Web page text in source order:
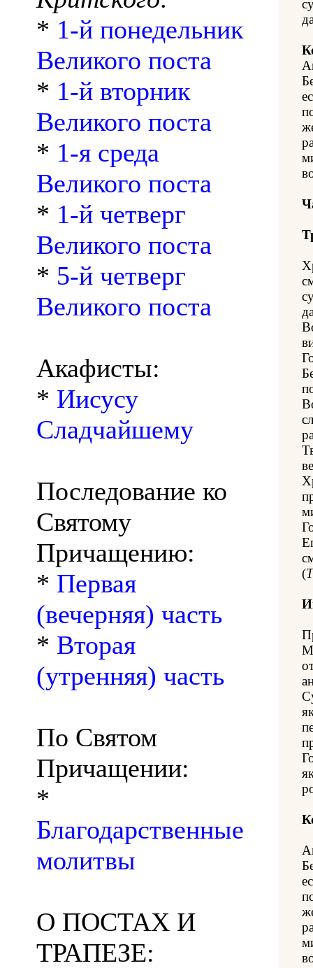
* 1-й понедельник
Великого поста
* 1-й вторник
Великого поста
* 1-я среда
Великого поста
* 1-й четверг
Великого поста
* 5-й четверг
Великого поста
Акафисты:
* Иисусу
Сладчайшему
Последование ко
Святому
Причащению:
* Первая
(вечерняя) часть
* Вторая
(утренняя) часть
По Святом
Причащении:
*
Благодарственные
молитвы
О ПОСТАХ И
ТРАПЕЗЕ:
(